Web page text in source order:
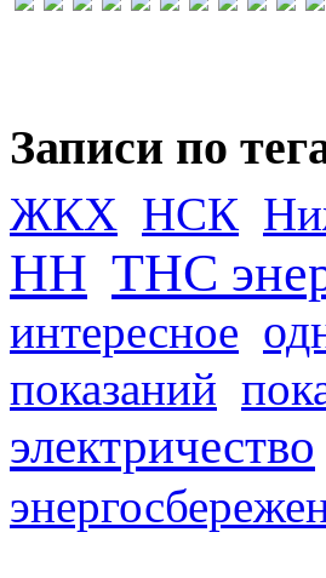
Записи по
ЖКХ НСК
НН ТНС
интересное
показаний
электричество